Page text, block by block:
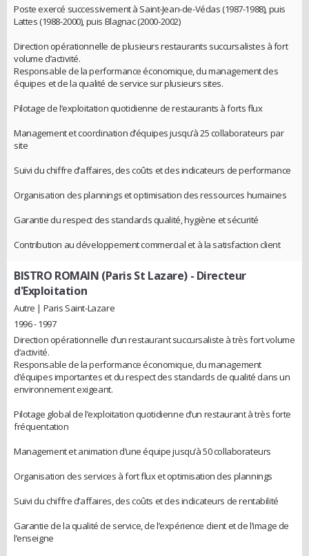
Poste exercé successivement à Saint-Jean-de-Védas (1987-1988), puis
Lattes (1988-2000), puis Blagnac (2000-2002)
Direction opérationnelle de plusieurs restaurants succursalistes à fort
volume d’activité.
Responsable de la performance économique, du management des
équipes et de la qualité de service sur plusieurs sites.
Pilotage de l’exploitation quotidienne de restaurants à forts flux
Management et coordination d’équipes jusqu’à 25 collaborateurs par
site
Suivi du chiffre d’affaires, des coûts et des indicateurs de performance
Organisation des plannings et optimisation des ressources humaines
Garantie du respect des standards qualité, hygiène et sécurité
Contribution au développement commercial et à la satisfaction client
BISTRO ROMAIN (Paris St Lazare)- Directeur
d'Exploitation
Autre | Paris Saint-Lazare
1996 - 1997
Direction opérationnelle d’un restaurant succursaliste à très fort volume
d’activité.
Responsable de la performance économique, du management
d’équipes importantes et du respect des standards de qualité dans un
environnement exigeant.
Pilotage global de l’exploitation quotidienne d’un restaurant à très forte
fréquentation
Management et animation d’une équipe jusqu’à 50 collaborateurs
Organisation des services à fort flux et optimisation des plannings
Suivi du chiffre d’affaires, des coûts et des indicateurs de rentabilité
Garantie de la qualité de service, de l’expérience client et de l’image de
l’enseigne